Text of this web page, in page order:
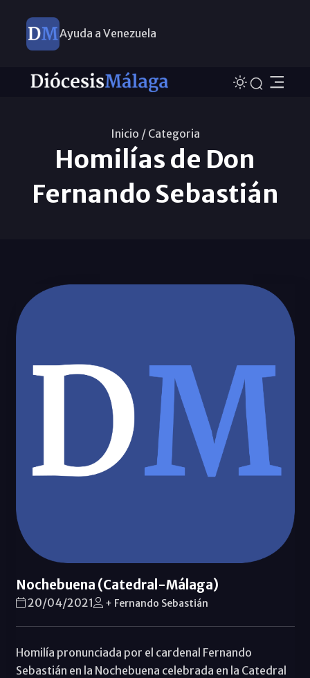
Ayuda a Venezuela
Inicio / Categoria
Homilías de Don
Fernando Sebastián
Nochebuena (Catedral-Málaga)
20/04/2021 + Fernando Sebastián
Homilía pronunciada por el cardenal Fernando
Sebastián en la Nochebuena celebrada en la Catedral